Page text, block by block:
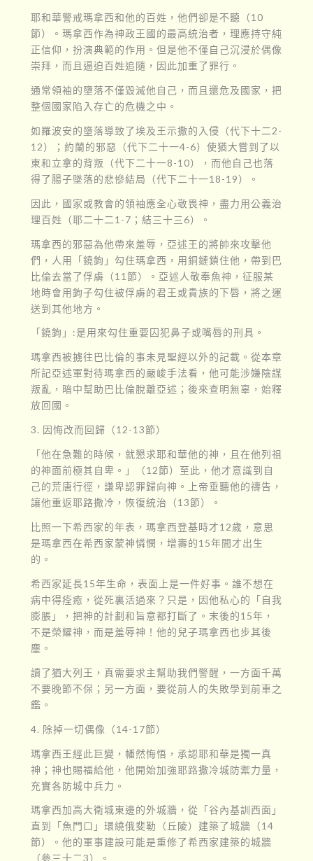
耶和華警戒瑪拿西和他的百姓，他們卻是不聽（10
節）。瑪拿西作為神政王國的最高統治者，理應持守純
正信仰，扮演典範的作用。但是他不僅自己沉浸於偶像
崇拜，而且逼迫百姓追隨，因此加重了罪行。
通常領袖的墮落不僅毀滅他自己，而且還危及國家，把
整個國家陷入存亡的危機之中。
如羅波安的墮落導致了埃及王示撒的入侵（代下十二2-
12）；約蘭的邪惡（代下二十一4-6）使猶大嘗到了以
東和立拿的背叛（代下二十一8-10），而他自己也落
得了腸子墜落的悲慘結局（代下二十一18-19）。
因此，國家或教會的領袖應全心敬畏神，盡力用公義治
理百姓（耶二十二1-7；結三十三6）。
瑪拿西的邪惡為他帶來羞辱，亞述王的將帥來攻擊他
們，人用「鐃鉤」勾住瑪拿西，用銅鏈鎖住他，帶到巴
比倫去當了俘虜（11節）。亞述人敬奉魚神，征服某
地時會用鉤子勾住被俘虜的君王或貴族的下唇，將之運
送到其他地方。
「鐃鉤」:是用來勾住重要囚犯鼻子或嘴唇的刑具。
瑪拿西被擄往巴比倫的事未見聖經以外的記載。從本章
所記亞述軍對待瑪拿西的嚴峻手法看，他可能涉嫌陰謀
叛亂，暗中幫助巴比倫脫離亞述；後來查明無辜，始釋
放回國。
3. 因悔改而回歸（12-13節）
「他在急難的時候，就懇求耶和華他的神，且在他列祖
的神面前極其自卑。」（12節）至此，他才意識到自
己的荒唐行徑，謙卑認罪歸向神。上帝垂聽他的禱告，
讓他重返耶路撒冷，恢復統治（13節）。
比照一下希西家的年表，瑪拿西登基時才12歲，意思
是瑪拿西在希西家蒙神憐憫，增壽的15年間才出生
的。
希西家延長15年生命，表面上是一件好事。誰不想在
病中得痊癒，從死裏活過來？只是，因他私心的「自我
膨脹」，把神的計劃和旨意都打斷了。末後的15年，
不是榮耀神，而是羞辱神！他的兒子瑪拿西也步其後
塵。
讀了猶大列王，真需要求主幫助我們警醒，一方面千萬
不要晚節不保；另一方面，要從前人的失敗學到前車之
鑑。
4. 除掉一切偶像（14-17節）
瑪拿西王經此巨變，幡然悔悟，承認耶和華是獨一真
神；神也賜福給他，他開始加強耶路撒冷城防禦力量，
充實各防城中兵力。
瑪拿西加高大衛城東邊的外城牆，從「谷內基訓西面」
直到「魚門口」環繞俄斐勒（丘陵）建築了城牆（14
節）。他的軍事建設可能是重修了希西家建築的城牆
（參三十二3）。